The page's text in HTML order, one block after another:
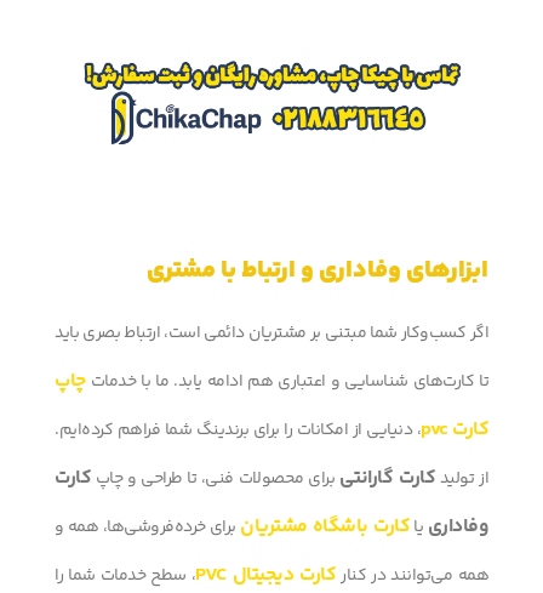
ابزارهای وفاداری و ارتباط با مشتری
اگر کسب‌وکار شما مبتنی بر مشتریان دائمی است، ارتباط بصری باید
تا کارت‌های شناسایی و اعتباری هم ادامه یابد. ما با خدماتچاپ
کارت pvc
، دنیایی از امکانات را برای برندینگ شما فراهم کرده‌ایم.
از تولیدکارت گارانتی برای محصولات فنی، تا طراحی و چاپ کارت
وفاداری یاکارت باشگاه مشتریان برای خرده‌فروشی‌ها، همه و
همه می‌توانند در کنارکارت دیجیتال PVC
، سطح خدمات شما را